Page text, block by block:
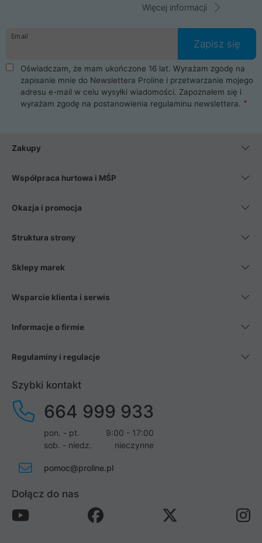
komunikacja ze sklepem komputerowym ProLine jest
danych osobowych. Dlatego zakup notebooka albo laptopa w
ProLine to czysta przyjemność i pełne bezpieczeństwo.
Zaopatrzysz się u nas w akcesoria i części komputerowe
takie jak procesory, karty graficzne, płyty główne, pamięci,
dyski SSD, M.2 oraz HDD. Nasi pracownicy pomogą Ci wybrać
najlepszy zasilacz komputerowy oraz obudowę do komputera.
Poza komputerami mamy również najlepsze na rynku
Smartfony takich producentów jak Xiaomi, Apple, Samsung i
wentylatory. Na koniec mając już to wszystko, możesz
Więcej informacji
Email
Zapisz się
Oświadczam, że mam ukończone 16 lat. Wyrażam zgodę na
zapisanie mnie do Newslettera Proline i przetwarzanie mojego
adresu e-mail w celu wysyłki wiadomości. Zapoznałem się i
wyrażam zgodę na postanowienia regulaminu newslettera.
Zakupy
Współpraca hurtowa i MŚP
Okazja i promocja
Struktura strony
Sklepy marek
Wsparcie klienta i serwis
Informacje o firmie
Regulaminy i regulacje
Szybki kontakt
664 999 933
pon. - pt.
9:00 - 17:00
sob. - niedz.
nieczynne
pomoc@proline.pl
Dołącz do nas